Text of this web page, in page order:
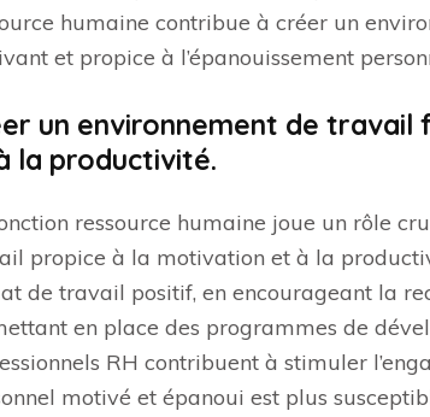
humaine contribue à créer un
et propice à l’épanouissement
un environnement de
la productivité.
ressource humaine joue un rôle
propice à la motivation et à la
de travail positif, en encourageant la
en place des programmes de
RH contribuent à stimuler
motivé et épanoui est plus